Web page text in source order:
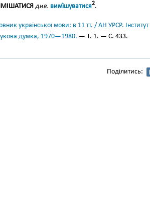
див. вимі́шуватися2.
української мови: в 11 тт. / АН УРСР.
думка, 1970—1980. — Т. 1. — С. 433.
Поділитись: